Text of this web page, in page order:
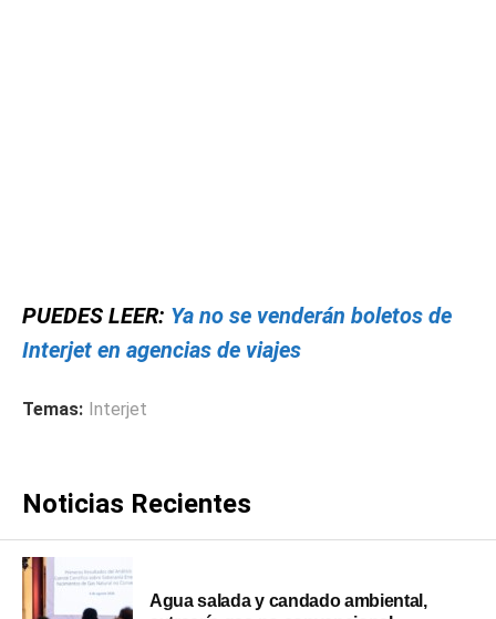
PUEDES LEER: Ya no se venderán boletos de
Interjet en agencias de viajes
Temas: Interjet
Noticias Recientes
Agua salada y candado ambiental,